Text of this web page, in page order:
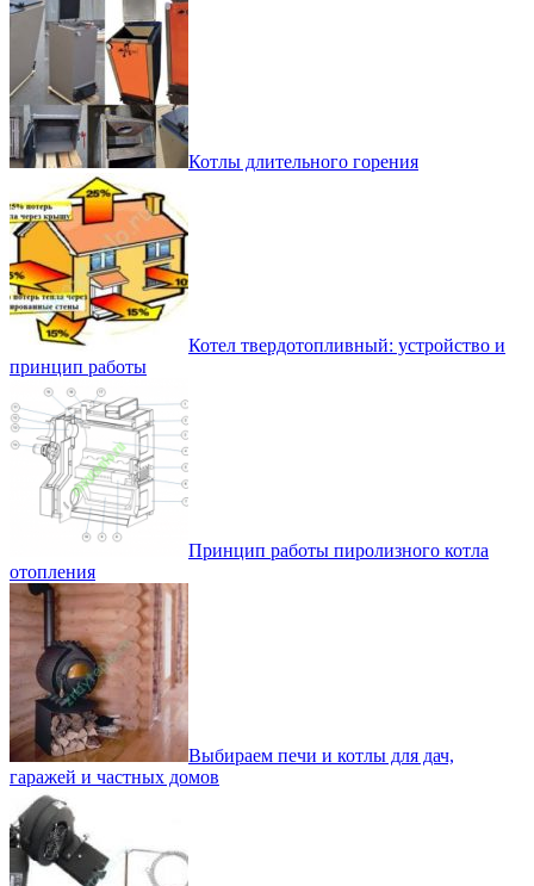
Котлы длительного горения
Котел твердотопливный: устройство и
принцип работы
Принцип работы пиролизного котла
отопления
Выбираем печи и котлы для дач,
гаражей и частных домов